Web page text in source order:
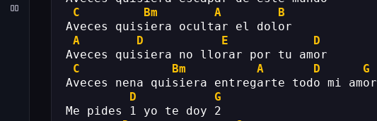
C
Bm A
B
Aveces quisiera ocultar el dolor
A
D E
D
Aveces quisiera no llorar por tu amor
C
Bm A D
G
Aveces nena quisiera entregarte todo mi amor
D
G
Me pides 1 yo te doy 2